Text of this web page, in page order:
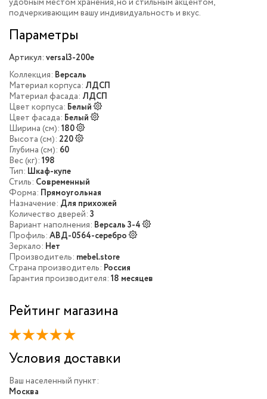
удобным местом хранения, но и стильным акцентом,
подчеркивающим вашу индивидуальность и вкус.
Параметры
Артикул: versal3-200e
Коллекция: Версаль
Материал корпуса: ЛДСП
Материал фасада: ЛДСП
Цвет корпуса: Белый
Цвет фасада: Белый
Ширина (см): 180
Высота (см): 220
Глубина (см): 60
Вес (кг): 198
Тип: Шкаф-купе
Стиль: Современный
Форма: Прямоугольная
Назначение: Для прихожей
Количество дверей: 3
Вариант наполнения: Версаль 3-4
Профиль: АВД-0564-серебро
Зеркало: Нет
Производитель: mebel.store
Страна производитель: Россия
Гарантия производителя: 18 месяцев
Рейтинг магазина
Условия доставки
Ваш населенный пункт:
Москва